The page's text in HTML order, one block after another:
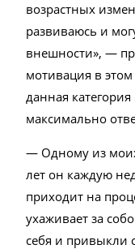
возрастных
развиваюсь и
внешности», —
мотивация в
данная
максимально
— Одному из
лет он каждую
приходит на
ухаживает за
себя и привыкли